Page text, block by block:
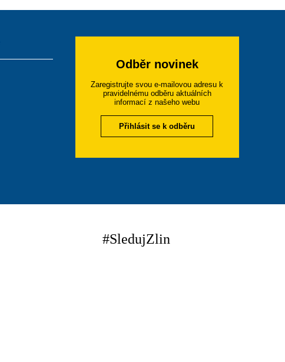
Odběr novinek
Zaregistrujte svou e-mailovou adresu k
pravidelnému odběru aktuálních
informací z našeho webu
Přihlásit se k odběru
#SledujZlin